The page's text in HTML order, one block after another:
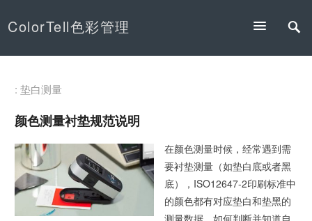
ColorTell色彩管理
: 垫白测量
颜色测量衬垫规范说明
在颜色测量时候，经常遇到需
要衬垫测量（如垫白底或者黑
底），ISO12647-2印刷标准中
的颜色都有对应垫白和垫黑的